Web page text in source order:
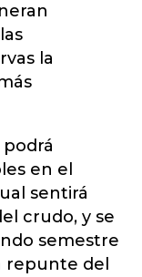
la
en el
sentirá
crudo, y se
semestre
repunte del